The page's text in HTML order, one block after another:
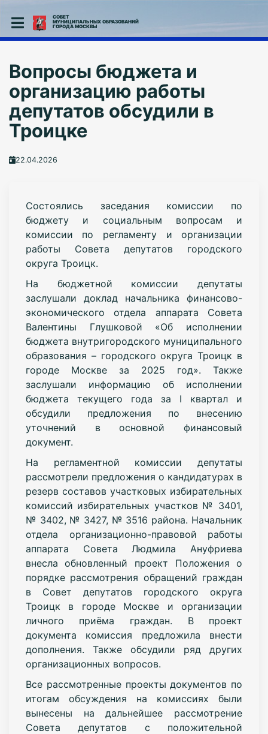
СОВЕТ
МУНИЦИПАЛЬНЫХ ОБРАЗОВАНИЙ
ГОРОДА МОСКВЫ
Вопросы бюджета и
организацию работы
депутатов обсудили в
Троицке
22.04.2026
Состоялись заседания комиссии по
бюджету и социальным вопросам и
комиссии по регламенту и организации
работы Совета депутатов городского
округа Троицк.
На бюджетной комиссии депутаты
заслушали доклад начальника финансово-
экономического отдела аппарата Совета
Валентины Глушковой «Об исполнении
бюджета внутригородского муниципального
образования – городского округа Троицк в
городе Москве за 2025 год». Также
заслушали информацию об исполнении
бюджета текущего года за I квартал и
обсудили предложения по внесению
уточнений в основной финансовый
документ.
На регламентной комиссии депутаты
рассмотрели предложения о кандидатурах в
резерв составов участковых избирательных
комиссий избирательных участков № 3401,
№ 3402, № 3427, № 3516 района. Начальник
отдела организационно-правовой работы
аппарата Совета Людмила Ануфриева
внесла обновленный проект Положения о
порядке рассмотрения обращений граждан
в Совет депутатов городского округа
Троицк в городе Москве и организации
личного приёма граждан. В проект
документа комиссия предложила внести
дополнения. Также обсудили ряд других
организационных вопросов.
Все рассмотренные проекты документов по
итогам обсуждения на комиссиях были
вынесены на дальнейшее рассмотрение
Совета депутатов с положительной